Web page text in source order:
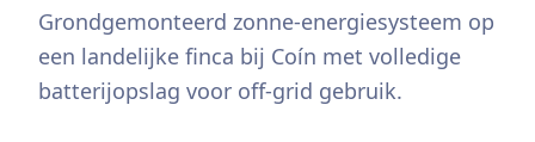
Grondgemonteerd zonne-energiesysteem op
een landelijke finca bij Coín met volledige
batterijopslag voor off-grid gebruik.